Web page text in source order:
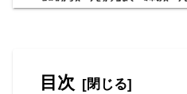
目次